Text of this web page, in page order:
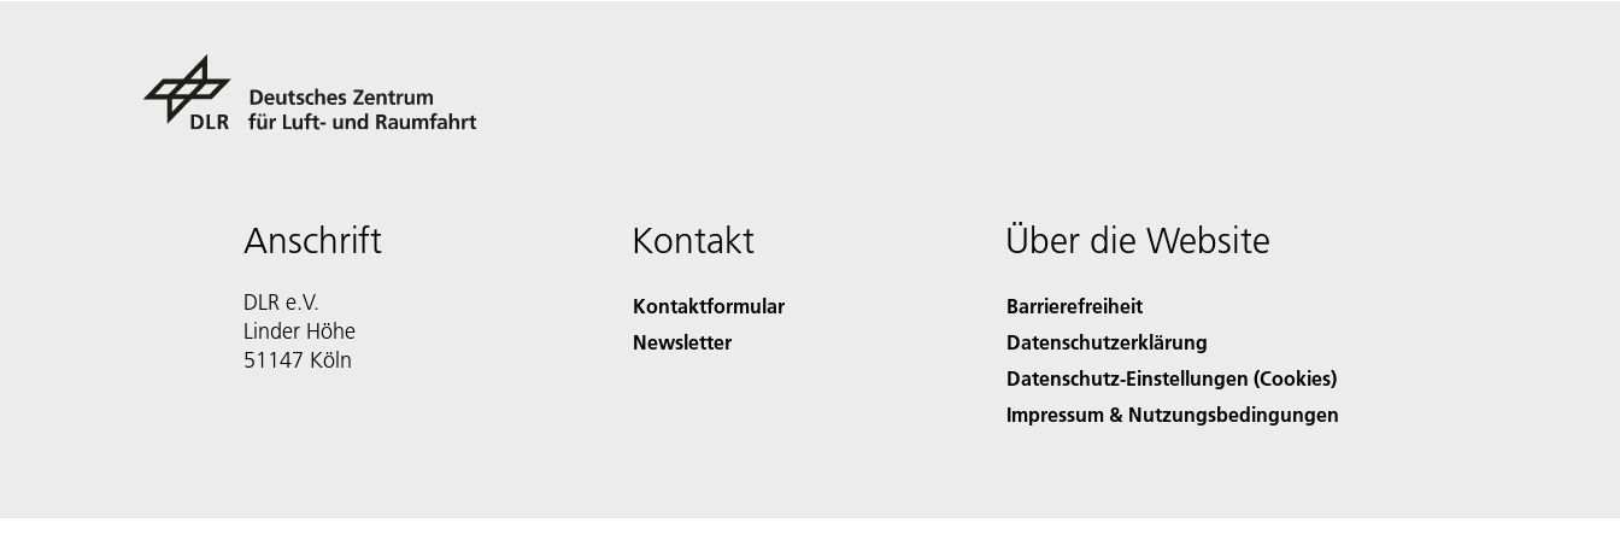
Anschrift
DLR e.V.
Linder Höhe
51147 Köln
Kontakt
Kontaktformular
Newsletter
Über die Website
Barrierefreiheit
Datenschutzerklärung
Datenschutz-Einstellungen (Cookies)
Impressum & Nutzungsbedingungen